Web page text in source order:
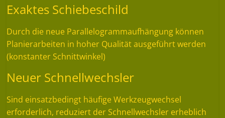
Exaktes Schiebeschild
Durch die neue Parallelogrammaufhängung können
Planierarbeiten in hoher Qualität ausgeführt werden
(konstanter Schnittwinkel)
Neuer Schnellwechsler
Sind einsatzbedingt häufige Werkzeugwechsel
erforderlich, reduziert der Schnellwechsler erheblich